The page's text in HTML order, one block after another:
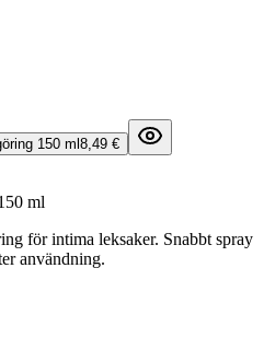
150 ml 8,49 €
ml
för intima leksaker. Snabbt spray
användning.